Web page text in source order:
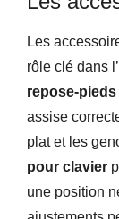
Les
rôle clé dans
repose-pieds
assise
plat et les
pour clavier
une position